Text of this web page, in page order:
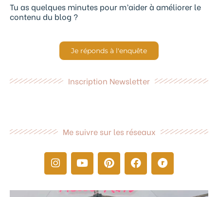
Tu as quelques minutes pour m’aider à améliorer le
contenu du blog ?
Je réponds à l'enquête
Inscription Newsletter
Me suivre sur les réseaux
I
n
s
t
Y
o
u
t
P
i
n
t
F
a
c
e
R
a
v
e